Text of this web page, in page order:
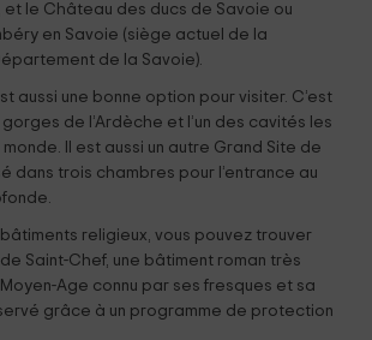
et le Château des ducs de Savoie ou
en Savoie (siège actuel de la
de la Savoie).
aussi une bonne option pour visiter. C’est
de l’Ardèche et l’un des cavités les
Il est aussi un autre Grand Site de
dans trois chambres pour l’entrance au
religieux, vous pouvez trouver
Saint-Chef, une bâtiment roman très
Age connu par ses fresques et sa
grâce à un programme de protection